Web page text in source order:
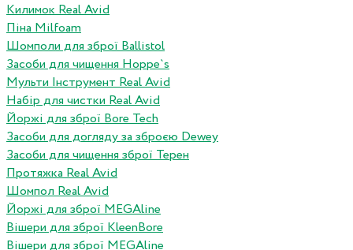
Килимок Real Avid
Піна Milfoam
Шомполи для зброї Ballistol
Засоби для чищення Hoppe`s
Мульти Інструмент Real Avid
Набір для чистки Real Avid
Йоржі для зброї Bore Tech
Засоби для догляду за зброєю Dewey
Засоби для чищення зброї Терен
Протяжка Real Avid
Шомпол Real Avid
Йоржі для зброї MEGAline
Вішери для зброї KleenBore
Вішери для зброї MEGAline